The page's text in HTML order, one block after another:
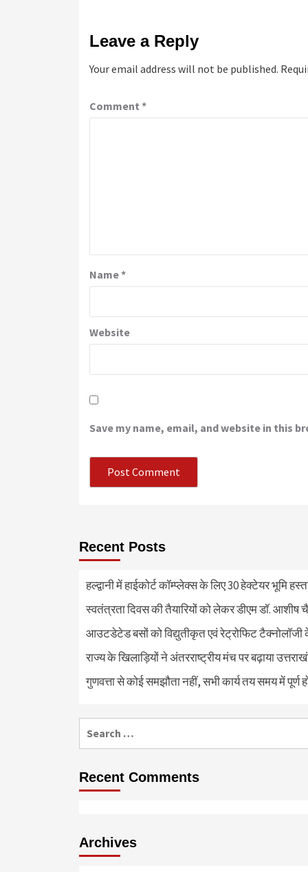
Leave a Reply
Your email address will not be published.
Comment *
Name*
Website
Save my name, email, and website in this
Recent Posts
हल्द्वानी में हाईकोर्ट कॉम्प्लेक्स के लिए 30 हेक्टेयर भूमि
स्वतंत्रता दिवस की तैयारियों को लेकर डीएम डॉ. आशीष
आउटडेटेड बसों को विद्युतीकृत एवं रेट्रोफिट टैक्नोलाॅजी
राज्य के खिलाड़ियों ने अंतरराष्ट्रीय मंच पर बढ़ाया
गुणवत्ता से कोई समझौता नहीं, सभी कार्य तय समय में पूर्ण
for:
Recent Comments
Archives